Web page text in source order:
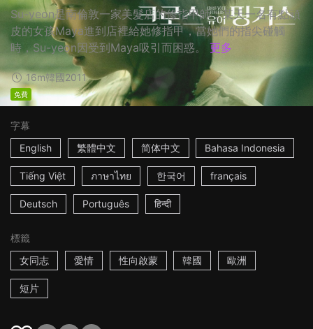
Su-yeon是南倫敦一家美髮店的修指甲師，某天一名有點頑
皮的女孩Maya進到店裡給她修指甲，當她們的指尖碰觸
時，Su-yeon因受到Maya吸引而困惑。
更多
16m韓國2011
免費
字幕
English
繁體中文 简体中文 Bahasa Indonesia
Tiếng Việt ภาษาไทย 한국어 français
Deutsch Português हिन्दी
標籤
女同志
愛情 性向啟蒙 韓國 歐洲
短片